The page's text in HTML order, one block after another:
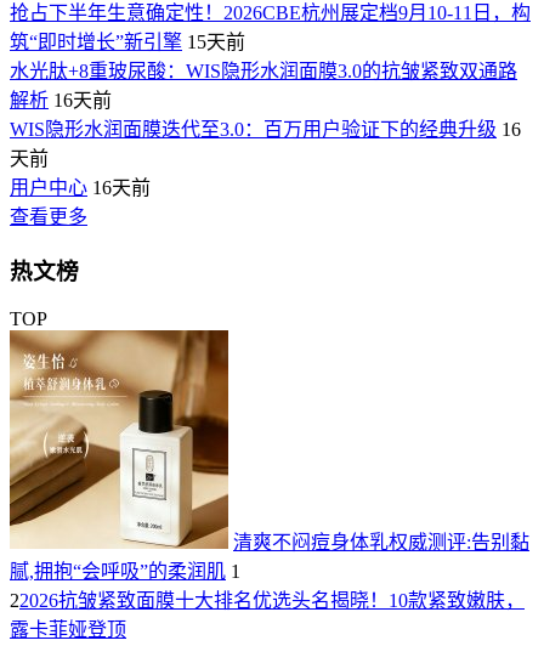
抢占下半年生意确定性！2026CBE杭州展定档9月10-11日，构
筑“即时增长”新引擎 15天前
水光肽+8重玻尿酸：WIS隐形水润面膜3.0的抗皱紧致双通路
解析 16天前
WIS隐形水润面膜迭代至3.0：百万用户验证下的经典升级 16
天前
用户中心 16天前
查看更多
热文榜
TOP
清爽不闷痘身体乳权威测评:告别黏
腻,拥抱“会呼吸”的柔润肌 1
22026抗皱紧致面膜十大排名优选头名揭晓！10款紧致嫩肤，
露卡菲娅登顶